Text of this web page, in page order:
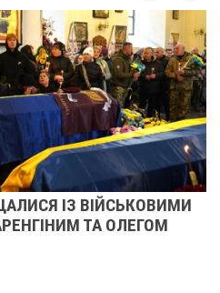
ІЗ ВІЙСЬКОВИМИ
ТА ОЛЕГОМ